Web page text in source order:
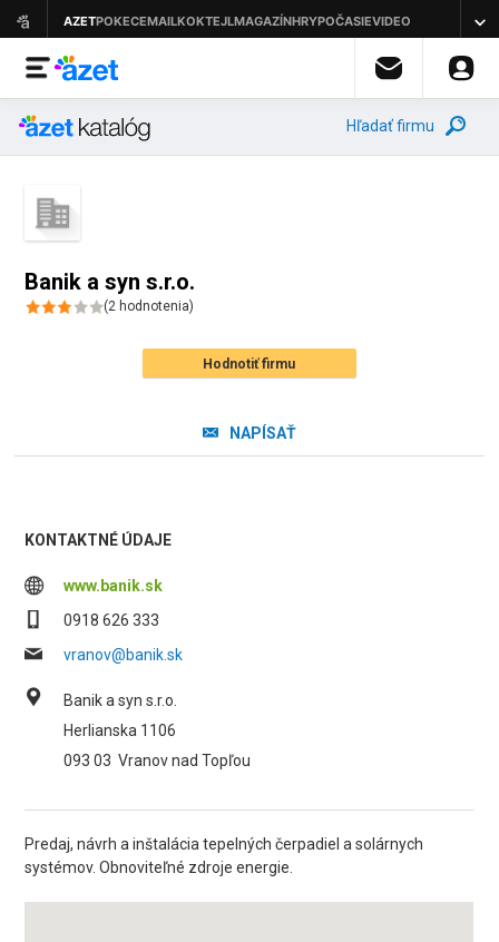
Hľadať firmu
Banik a syn s.r.o.
(2 hodnotenia)
Hodnotiť firmu
NAPÍSAŤ
KONTAKTNÉ ÚDAJE
www.banik.sk
0918 626 333
vranov@banik.sk
Banik a syn s.r.o.
Herlianska 1106
093 03 Vranov nad Topľou
Predaj, návrh a inštalácia tepelných čerpadiel a solárnych
systémov. Obnoviteľné zdroje energie.